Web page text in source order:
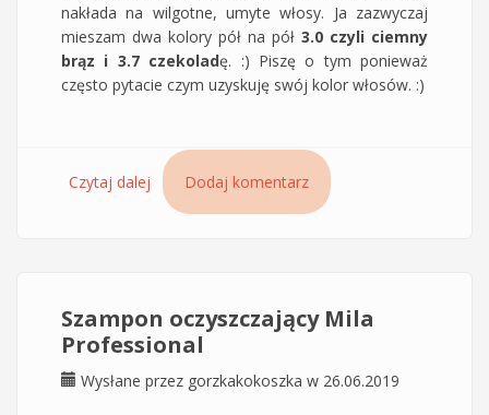
nakłada na wilgotne, umyte włosy. Ja zazwyczaj
mieszam dwa kolory pół na pół 3.0 czyli ciemny
brąz i 3.7 czekoladę. :) Piszę o tym ponieważ
często pytacie czym uzyskuję swój kolor włosów. :)
Czytaj dalej wpis Balsam zakwaszający Mila - moje
domowe farbowanie włosów i ostatnia
Dodaj komentarz
Szampon oczyszczający Mila
Professional
Wysłane przez gorzkakokoszka w 26.06.2019